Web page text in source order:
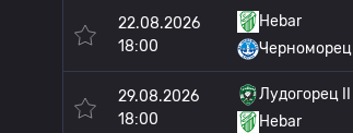
22.08.2026
18:00
Hebar
Черноморец
29.08.2026
18:00
Лудогорец II
Hebar